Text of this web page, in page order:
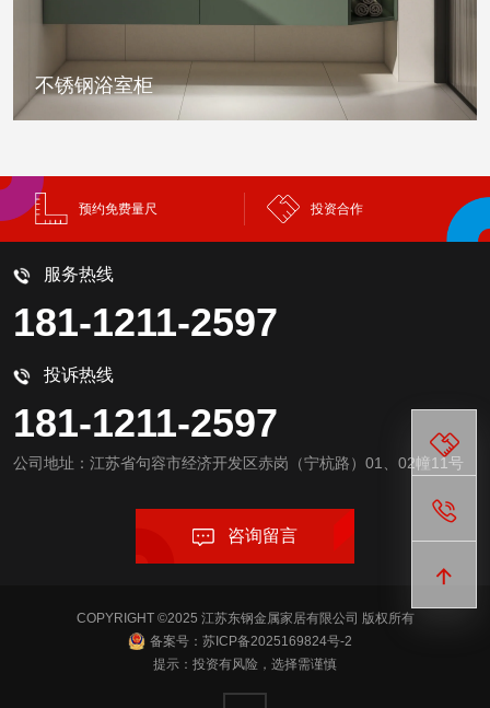
不锈钢浴室柜
预约免费量尺 投资合作
服务热线
181-1211-2597
投诉热线
181-1211-2597
公司地址：江苏省句容市经济开发区赤岗（宁杭路）01、02幢11号
咨询留言
COPYRIGHT ©2025 江苏东钢金属家居有限公司 版权所有
备案号：苏ICP备2025169824号-2
提示：投资有风险，选择需谨慎